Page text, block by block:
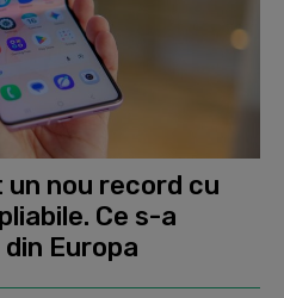
nou record cu
Ce s-a
Europa